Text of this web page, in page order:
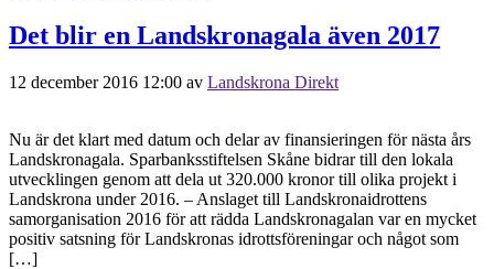
Det blir en Landskronagala även 2017
12 december 2016 12:00 av Landskrona Direkt
Nu är det klart med datum och delar av finansieringen för nästa års
Landskronagala. Sparbanksstiftelsen Skåne bidrar till den lokala
utvecklingen genom att dela ut 320.000 kronor till olika projekt i
Landskrona under 2016. – Anslaget till Landskronaidrottens
samorganisation 2016 för att rädda Landskronagalan var en mycket
positiv satsning för Landskronas idrottsföreningar och något som
[…]